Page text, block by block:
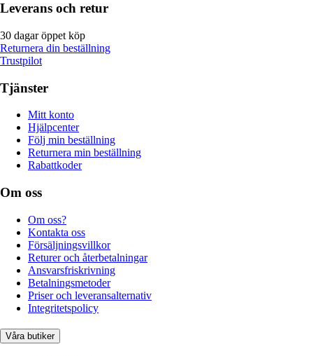
Leverans och retur
30 dagar öppet köp
Returnera din beställning
Trustpilot
Tjänster
Mitt konto
Hjälpcenter
Följ min beställning
Returnera min beställning
Rabattkoder
Om oss
Om oss?
Kontakta oss
Försäljningsvillkor
Returer och återbetalningar
Ansvarsfriskrivning
Betalningsmetoder
Priser och leveransalternativ
Integritetspolicy
Våra butiker